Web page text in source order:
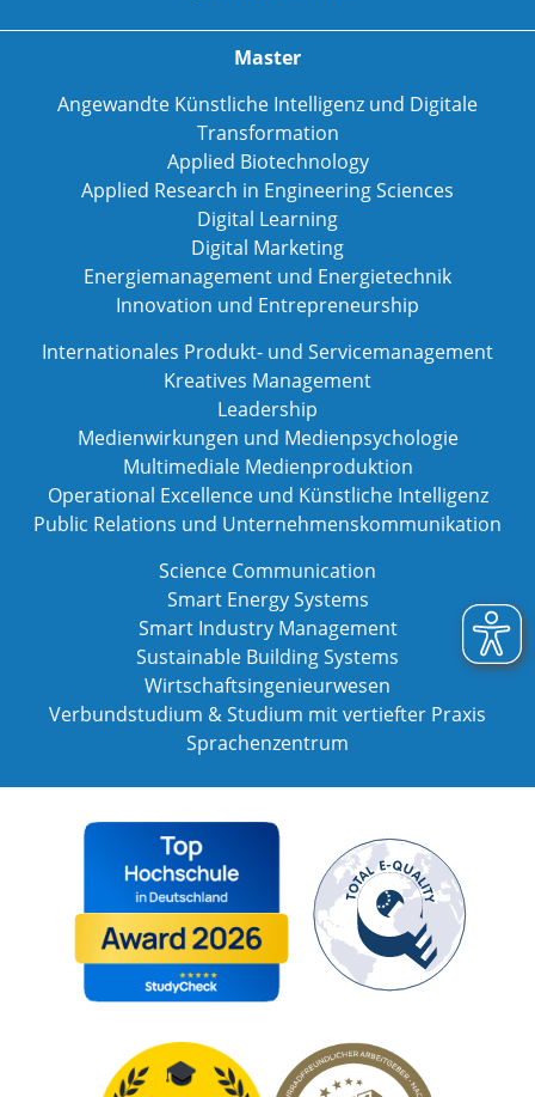
Master
Angewandte Künstliche Intelligenz und Digitale
Transformation
Applied Biotechnology
Applied Research in Engineering Sciences
Digital Learning
Digital Marketing
Energiemanagement und Energietechnik
Innovation und Entrepreneurship
Internationales Produkt- und Servicemanagement
Kreatives Management
Leadership
Medienwirkungen und Medienpsychologie
Multimediale Medienproduktion
Operational Excellence und Künstliche Intelligenz
Public Relations und Unternehmenskommunikation
Science Communication
Smart Energy Systems
Smart Industry Management
Sustainable Building Systems
Wirtschaftsingenieurwesen
Verbundstudium & Studium mit vertiefter Praxis
Sprachenzentrum